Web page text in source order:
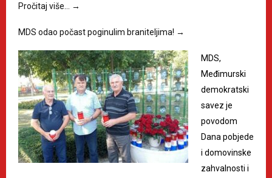
Pročitaj više…
→
MDS odao počast poginulim braniteljima! →
MDS,
Međimurski
demokratski
savez je
povodom
Dana pobjede
i domovinske
zahvalnosti i